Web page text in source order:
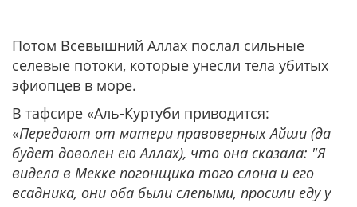
Потом Всевышний Аллах послал сильные
селевые потоки, которые унесли тела убитых
эфиопцев в море.
В тафсире «Аль-Куртуби приводится:
«Передают от матери правоверных Айши (да
будет доволен ею Аллах), что она сказала: "Я
видела в Мекке погонщика того слона и его
всадника, они оба были слепыми, просили еду у